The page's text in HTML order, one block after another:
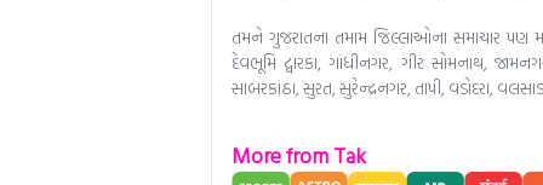
તમને ગુજરાતના તમામ જિલ્લાઓના સમાચાર પણ
દેવભૂમિ દ્વારકા, ગાંધીનગર, ગીર સોમનાથ,
સાબરકાંઠા, સુરત, સુરેન્દ્રનગર, તાપી, વડોદરા,
More from Tak